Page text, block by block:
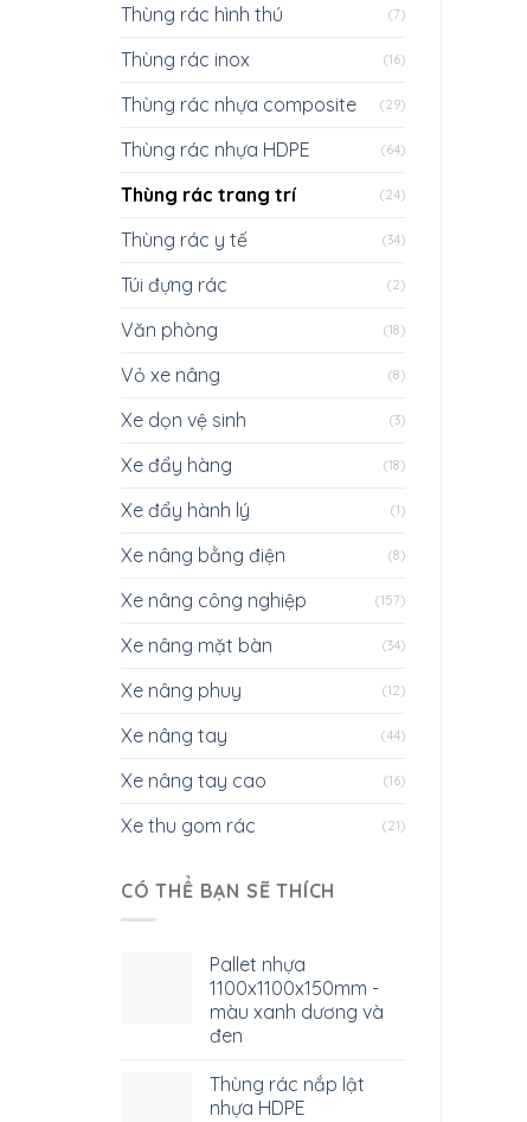
Thùng rác hình thú (7)
Thùng rác inox (16)
Thùng rác nhựa composite (29)
Thùng rác nhựa HDPE (64)
Thùng rác trang trí (24)
Thùng rác y tế (34)
Túi đựng rác (2)
Văn phòng (18)
Vỏ xe nâng (8)
Xe dọn vệ sinh (3)
Xe đẩy hàng (18)
Xe đẩy hành lý (1)
Xe nâng bằng điện (8)
Xe nâng công nghiệp (157)
Xe nâng mặt bàn (34)
Xe nâng phuy (12)
Xe nâng tay (44)
Xe nâng tay cao (16)
Xe thu gom rác (21)
CÓ THỂ BẠN SẼ THÍCH
Pallet nhựa
1100x1100x150mm -
màu xanh dương và
đen
Thùng rác nắp lật
nhựa HDPE